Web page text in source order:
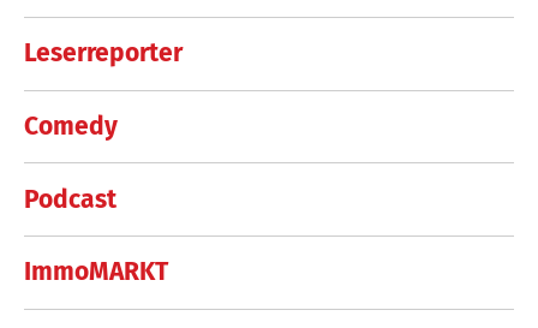
Leserreporter
Comedy
Podcast
ImmoMARKT